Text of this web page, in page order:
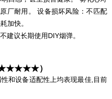
厂耐用。 设备损坏风险：不匹配
加快。
建议长期使用DIY烟弹。
★★★★★）
和设备适配性上均表现最佳,目前